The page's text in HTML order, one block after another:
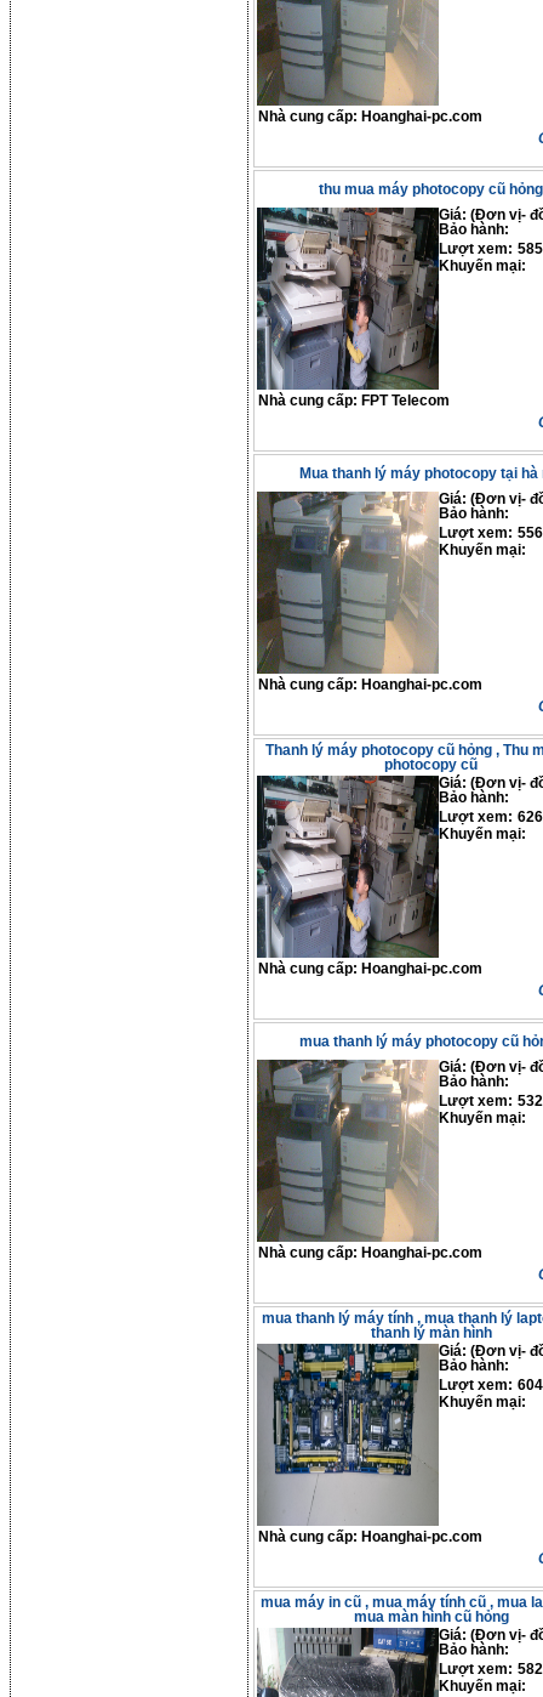
Nhà cung cấp: Hoanghai-pc.com
thu mua máy photocopy cũ hỏng
Giá: (Đơn vị-
Bảo hành:
Lượt xem:
Khuyến mại:
Nhà cung cấp: FPT Telecom
Mua thanh lý máy photocopy tại hà
Giá: (Đơn vị-
Bảo hành:
Lượt xem:
Khuyến mại:
Nhà cung cấp: Hoanghai-pc.com
Thanh lý máy photocopy cũ hỏng , Thu
photocopy cũ
Giá: (Đơn vị-
Bảo hành:
Lượt xem:
Khuyến mại:
Nhà cung cấp: Hoanghai-pc.com
mua thanh lý máy photocopy cũ
Giá: (Đơn vị-
Bảo hành:
Lượt xem:
Khuyến mại:
Nhà cung cấp: Hoanghai-pc.com
mua thanh lý máy tính , mua thanh lý
thanh lý màn hình
Giá: (Đơn vị-
Bảo hành:
Lượt xem:
Khuyến mại:
Nhà cung cấp: Hoanghai-pc.com
mua máy in cũ , mua máy tính cũ , mua
mua màn hình cũ hỏng
Giá: (Đơn vị-
Bảo hành:
Lượt xem:
Khuyến mại: